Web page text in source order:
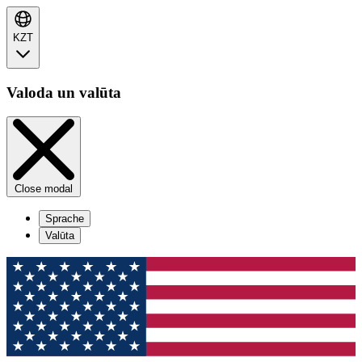
KZT
Valoda un valūta
Close modal
Sprache
Valūta